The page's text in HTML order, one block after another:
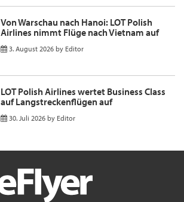
Von Warschau nach Hanoi: LOT Polish
Airlines nimmt Flüge nach Vietnam auf
3. August 2026 by Editor
LOT Polish Airlines wertet Business Class
auf Langstreckenflügen auf
30. Juli 2026 by Editor